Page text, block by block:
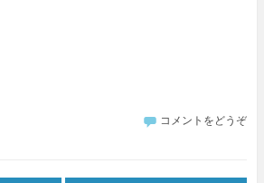
コメントをどうぞ